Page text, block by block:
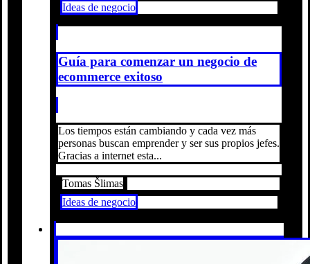
Ideas de negocio
Guía para comenzar un negocio de
ecommerce exitoso
Los tiempos están cambiando y cada vez más
personas buscan emprender y ser sus propios jefes.
Gracias a internet esta...
Tomas Šlimas
Ideas de negocio